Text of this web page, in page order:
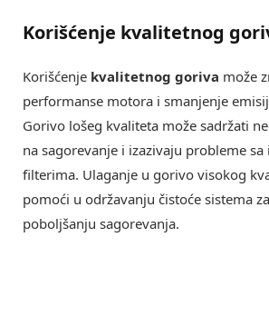
Korišćenje kvalitetnog
Korišćenje kvalitetnog goriva može
performanse motora i smanjenje
Gorivo lošeg kvaliteta može sadržati
na sagorevanje i izazivaju probleme
filterima. Ulaganje u gorivo visokog
pomoći u održavanju čistoće sistema
poboljšanju sagorevanja.